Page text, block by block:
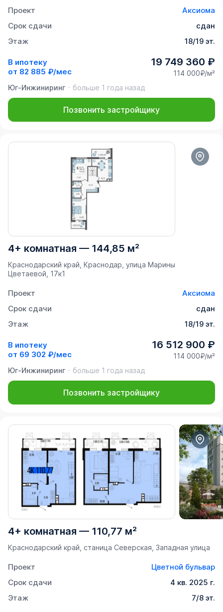
Проект
Аксиома
Срок сдачи
сдан
Этаж
18/19 эт.
В ипотеку
от 82 885 ₽/мес
19 749 360 ₽
114 000₽/м²
Юг-Инжиниринг
больше 1 года назад
Позвонить застройщику
4+ комнатная — 144,85 м²
Краснодарский край, Краснодар, улица Марины
Цветаевой, 17к1
Проект
Аксиома
Срок сдачи
сдан
Этаж
18/19 эт.
В ипотеку
от 69 302 ₽/мес
16 512 900 ₽
114 000₽/м²
Юг-Инжиниринг
больше 1 года назад
Позвонить застройщику
4+ комнатная — 110,77 м²
Краснодарский край, станица Северская, Западная улица
Проект
Цветной бульвар
Срок сдачи
4 кв. 2025 г.
Этаж
7/8 эт.